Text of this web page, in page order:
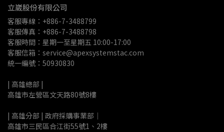
立崴股份有限公司
客服專線：+886-7-3488799
客服傳真：+886-7-3488798
客服時間：星期一至星期五 10:00-17:00
客服信箱：service@apexsystemstac.com
統一編號：50930830
| 高雄總部 |
高雄市左營區文天路80號8樓
| 高雄分部 | 政府採購事業部｜
高雄市三民區合江街55號1、2樓